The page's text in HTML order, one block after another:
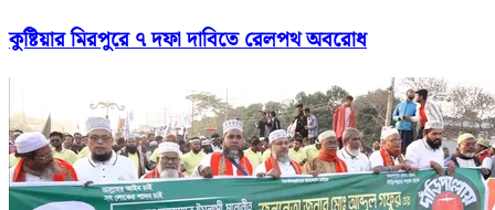
কুষ্টিয়ার মিরপুরে ৭ দফা দাবিতে রেলপথ অবরোধ